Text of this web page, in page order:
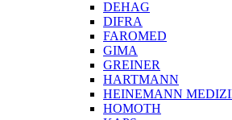
DEHAG
DIFRA
FAROMED
GIMA
GREINER
HARTMANN
HEINEMANN
HOMOTH